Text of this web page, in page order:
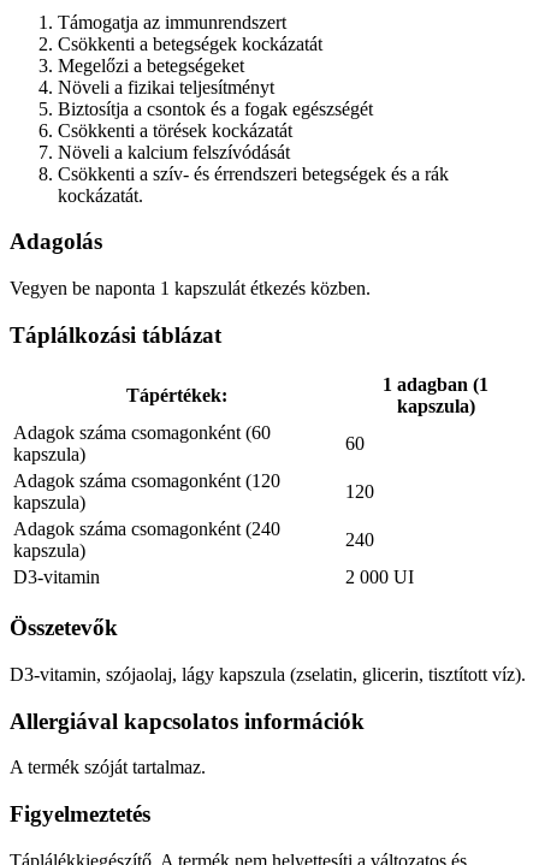
Támogatja az immunrendszert
Csökkenti a betegségek kockázatát
Megelőzi a betegségeket
Növeli a fizikai teljesítményt
Biztosítja a csontok és a fogak egészségét
Csökkenti a törések kockázatát
Növeli a kalcium felszívódását
Csökkenti a szív- és érrendszeri betegségek és a rák
kockázatát.
Adagolás
Vegyen be naponta 1 kapszulát étkezés közben.
Táplálkozási táblázat
Tápértékek:
1 adagban (1
kapszula)
Adagok száma csomagonként (60
kapszula)
60
Adagok száma csomagonként (120
kapszula)
120
Adagok száma csomagonként (240
kapszula)
240
D3-vitamin
2 000 UI
Összetevők
D3-vitamin, szójaolaj, lágy kapszula (zselatin, glicerin, tisztított víz).
Allergiával kapcsolatos információk
A termék szóját tartalmaz.
Figyelmeztetés
Táplálékkiegészítő. A termék nem helyettesíti a változatos és